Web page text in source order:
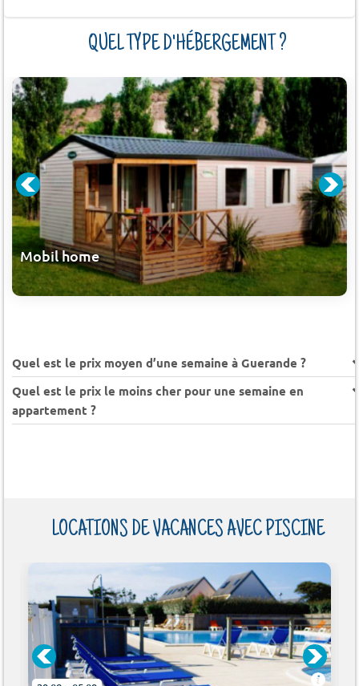
QUEL TYPE D'HÉBERGEMENT ?
Mobil home
Quel est le prix moyen d’une semaine à Guerande ?
Quel est le prix le moins cher pour une semaine en
appartement ?
LOCATIONS DE VACANCES AVEC PISCINE